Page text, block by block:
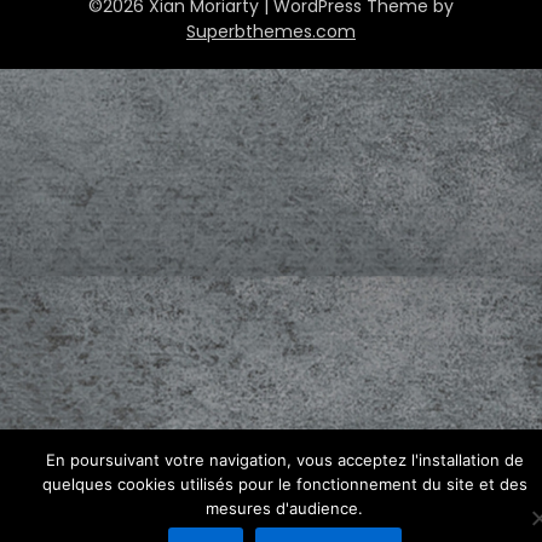
©2026 Xian Moriarty | WordPress Theme by
Superbthemes.com
En poursuivant votre navigation, vous acceptez l'installation de
quelques cookies utilisés pour le fonctionnement du site et des
mesures d'audience.